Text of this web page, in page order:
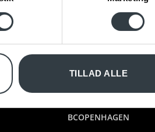
partnere inden for sociale medier,
TILLAD ALLE
BCOPENHAGEN